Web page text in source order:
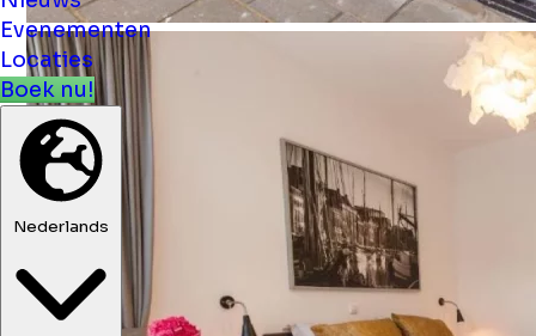
Locaties
Boek nu!
Nederlands